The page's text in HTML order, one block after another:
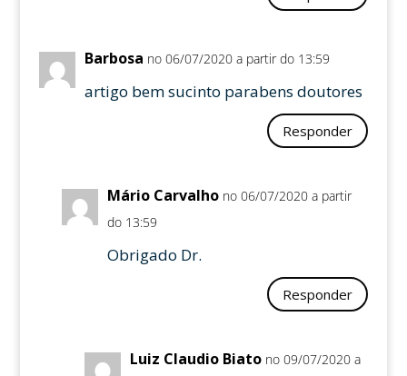
Barbosa no 06/07/2020 a partir do 13:59
artigo bem sucinto parabens doutores
Responder
Mário Carvalho no 06/07/2020 a partir
do 13:59
Obrigado Dr.
Responder
Luiz Claudio Biato no 09/07/2020 a